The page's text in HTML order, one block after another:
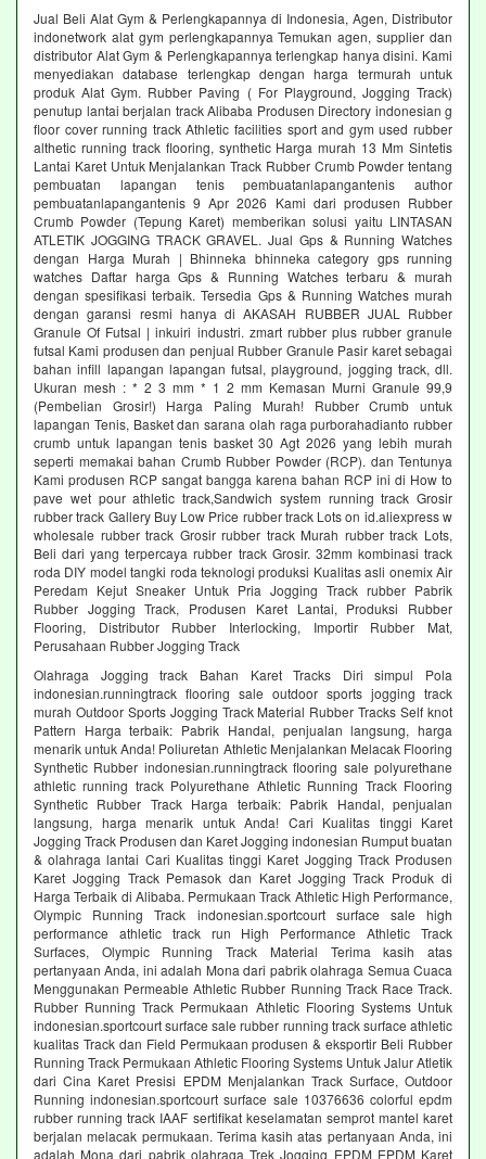
Jual Beli Alat Gym & Perlengkapannya di Indonesia, Agen, Distributor
indonetwork alat gym perlengkapannya Temukan agen, supplier dan
distributor Alat Gym & Perlengkapannya terlengkap hanya disini. Kami
menyediakan database terlengkap dengan harga termurah untuk
produk Alat Gym. Rubber Paving ( For Playground, Jogging Track)
penutup lantai berjalan track Alibaba Produsen Directory indonesian g
floor cover running track Athletic facilities sport and gym used rubber
althetic running track flooring, synthetic Harga murah 13 Mm Sintetis
Lantai Karet Untuk Menjalankan Track Rubber Crumb Powder tentang
pembuatan lapangan tenis pembuatanlapangantenis author
pembuatanlapangantenis 9 Apr 2026 Kami dari produsen Rubber
Crumb Powder (Tepung Karet) memberikan solusi yaitu LINTASAN
ATLETIK JOGGING TRACK GRAVEL. Jual Gps & Running Watches
dengan Harga Murah | Bhinneka bhinneka category gps running
watches Daftar harga Gps & Running Watches terbaru & murah
dengan spesifikasi terbaik. Tersedia Gps & Running Watches murah
dengan garansi resmi hanya di AKASAH RUBBER JUAL Rubber
Granule Of Futsal | inkuiri industri. zmart rubber plus rubber granule
futsal Kami produsen dan penjual Rubber Granule Pasir karet sebagai
bahan infill lapangan lapangan futsal, playground, jogging track, dll.
Ukuran mesh : * 2 3 mm * 1 2 mm Kemasan Murni Granule 99,9
(Pembelian Grosir!) Harga Paling Murah! Rubber Crumb untuk
lapangan Tenis, Basket dan sarana olah raga purborahadianto rubber
crumb untuk lapangan tenis basket 30 Agt 2026 yang lebih murah
seperti memakai bahan Crumb Rubber Powder (RCP). dan Tentunya
Kami produsen RCP sangat bangga karena bahan RCP ini di How to
pave wet pour athletic track,Sandwich system running track Grosir
rubber track Gallery Buy Low Price rubber track Lots on id.aliexpress w
wholesale rubber track Grosir rubber track Murah rubber track Lots,
Beli dari yang terpercaya rubber track Grosir. 32mm kombinasi track
roda DIY model tangki roda teknologi produksi Kualitas asli onemix Air
Peredam Kejut Sneaker Untuk Pria Jogging Track rubber Pabrik
Rubber Jogging Track, Produsen Karet Lantai, Produksi Rubber
Flooring, Distributor Rubber Interlocking, Importir Rubber Mat,
Perusahaan Rubber Jogging Track
Olahraga Jogging track Bahan Karet Tracks Diri simpul Pola
indonesian.runningtrack flooring sale outdoor sports jogging track
murah Outdoor Sports Jogging Track Material Rubber Tracks Self knot
Pattern Harga terbaik: Pabrik Handal, penjualan langsung, harga
menarik untuk Anda! Poliuretan Athletic Menjalankan Melacak Flooring
Synthetic Rubber indonesian.runningtrack flooring sale polyurethane
athletic running track Polyurethane Athletic Running Track Flooring
Synthetic Rubber Track Harga terbaik: Pabrik Handal, penjualan
langsung, harga menarik untuk Anda! Cari Kualitas tinggi Karet
Jogging Track Produsen dan Karet Jogging indonesian Rumput buatan
& olahraga lantai Cari Kualitas tinggi Karet Jogging Track Produsen
Karet Jogging Track Pemasok dan Karet Jogging Track Produk di
Harga Terbaik di Alibaba. Permukaan Track Athletic High Performance,
Olympic Running Track indonesian.sportcourt surface sale high
performance athletic track run High Performance Athletic Track
Surfaces, Olympic Running Track Material Terima kasih atas
pertanyaan Anda, ini adalah Mona dari pabrik olahraga Semua Cuaca
Menggunakan Permeable Athletic Rubber Running Track Race Track.
Rubber Running Track Permukaan Athletic Flooring Systems Untuk
indonesian.sportcourt surface sale rubber running track surface athletic
kualitas Track dan Field Permukaan produsen & eksportir Beli Rubber
Running Track Permukaan Athletic Flooring Systems Untuk Jalur Atletik
dari Cina Karet Presisi EPDM Menjalankan Track Surface, Outdoor
Running indonesian.sportcourt surface sale 10376636 colorful epdm
rubber running track IAAF sertifikat keselamatan semprot mantel karet
berjalan melacak permukaan. Terima kasih atas pertanyaan Anda, ini
adalah Mona dari pabrik olahraga Trek Jogging EPDM EPDM Karet